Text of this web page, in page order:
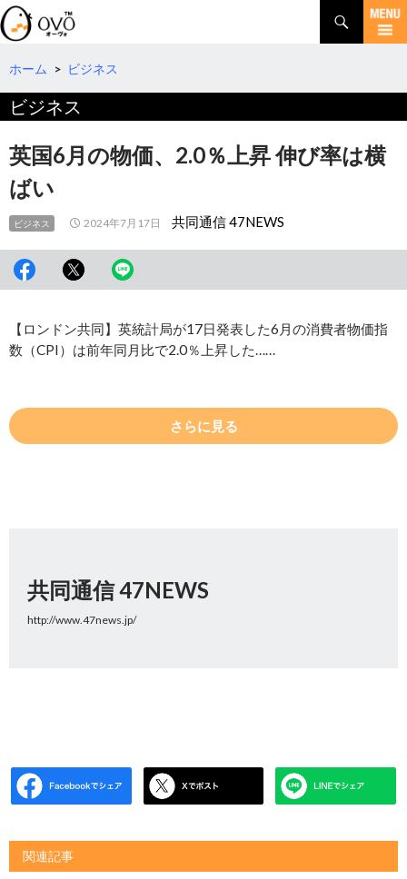
検
索
コ
テ
へ
移
動
ホーム > ビジネス
ビジネス
英国6月の物価、2.0％上昇 伸び率は横
ばい
ビジネス 2024年7月17日 共同通信 47NEWS
【ロンドン共同】英統計局が17日発表した6月の消費者物価指
数（CPI）は前年同月比で2.0％上昇した……
さらに見る
共同通信 47NEWS
http://www.47news.jp/
関連記事